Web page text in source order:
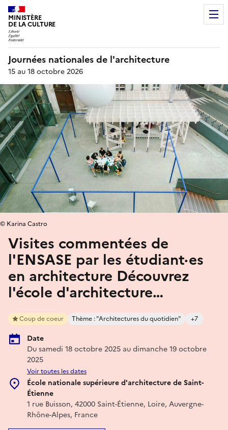
MINISTÈRE
DE LA CULTURE
Journées nationales de l'architecture
15 au 18 octobre 2026
Visites commentées de
l'ENSASE par les étudiant·es
en architecture Découvrez
l'école d'architecture…
Coup de coeur Thème : "Architectures du quotidien" +7
Date
Du samedi 18 octobre 2025 au dimanche 19 octobre
2025
Voir toutes les dates
École nationale supérieure d'architecture de Saint-
Étienne
1 rue Buisson, 42000 Saint-Étienne, Loire, Auvergne-
Rhône-Alpes, France
© Karina Castro